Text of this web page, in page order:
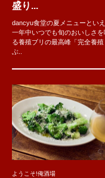
盛り...
dancyu食堂の夏メニューといえ
一年中いつでも旬のおいしさを
る養殖ブリの最高峰「完全養
ぶ..
ようこそ!俺酒場